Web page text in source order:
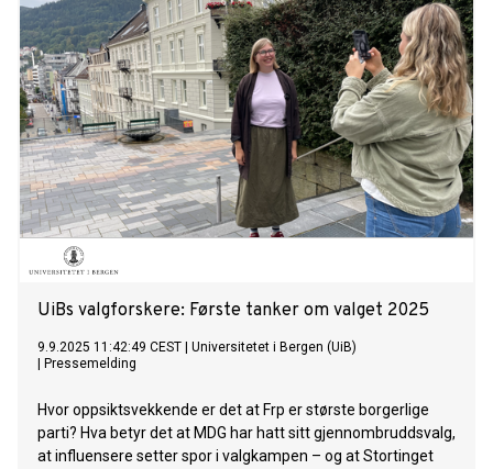
UiBs valgforskere: Første tanker om valget 2025
9.9.2025 11:42:49 CEST
Universitetet i Bergen (UiB)
Pressemelding
Hvor oppsiktsvekkende er det at Frp er største borgerlige
parti? Hva betyr det at MDG har hatt sitt gjennombruddsvalg,
at influensere setter spor i valgkampen – og at Stortinget